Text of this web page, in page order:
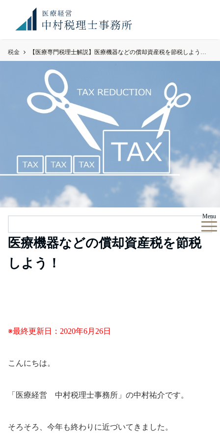
お知
らせ
満席御礼！ 現在、顧問先件数が上限に達しております。令
和8年度のご予約のご希望のみ、お問い合わせください。
Menu
税金 【医療専門税理士解説】医療機器などの償却資産税を節税しよう！Q88
医療機器などの償却資産税を節税
しよう！
※最終更新日：2020年6月26日
こんにちは。
「医療経営 中村税理士事務所」の中村祐介です。
そろそろ、今年も終わりに近づいてきました。